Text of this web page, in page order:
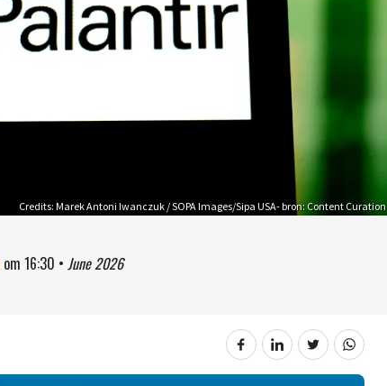
Credits: Marek Antoni Iwanczuk / SOPA Images/Sipa USA- bron: Content Curation
om 16:30 • June 2026